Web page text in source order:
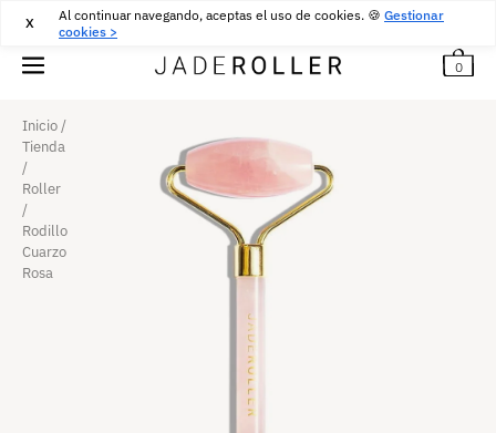
Al continuar navegando, aceptas el uso de cookies. 🍪 Gestionar
cookies >
X ENTREGA GRATUITA DESDE30€COMPRA
0
Inicio /
Tienda
/
Roller
/
Rodillo
Cuarzo
Rosa